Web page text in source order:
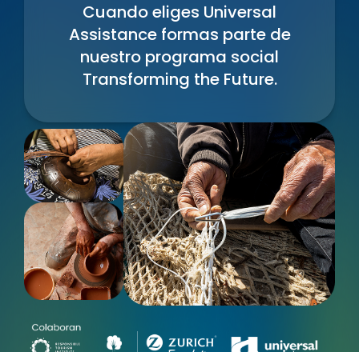
Cuando eliges Universal
Assistance formas parte de
nuestro programa social
Transforming the Future.